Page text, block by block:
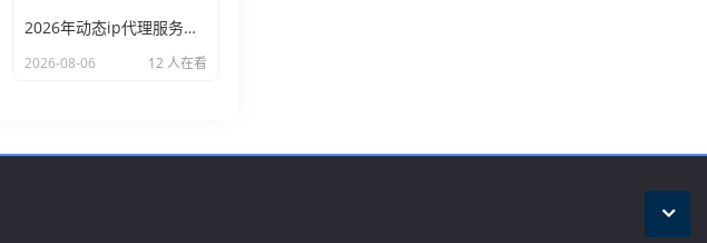
2026年动态ip代理服务商有哪些？这份清单建议收藏
2026-08-06 12 人在看